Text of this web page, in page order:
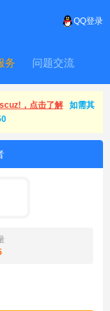
QQ登录
务 问题交流
，点击了解
如需其